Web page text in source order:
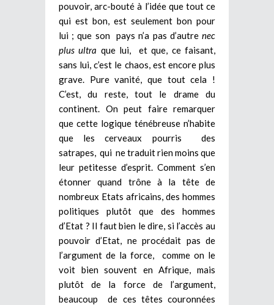
pouvoir, arc-bouté à l’idée que tout ce
qui est bon, est seulement bon pour
lui ; que son pays n’a pas d’autre nec
plus ultra que lui, et que, ce faisant,
sans lui, c’est le chaos, est encore plus
grave. Pure vanité, que tout cela !
C’est, du reste, tout le drame du
continent. On peut faire remarquer
que cette logique ténébreuse n’habite
que les cerveaux pourris des
satrapes, qui ne traduit rien moins que
leur petitesse d’esprit. Comment s’en
étonner quand trône à la tête de
nombreux Etats africains, des hommes
politiques plutôt que des hommes
d’Etat ? Il faut bien le dire, si l’accès au
pouvoir d’Etat, ne procédait pas de
l’argument de la force, comme on le
voit bien souvent en Afrique, mais
plutôt de la force de l’argument,
beaucoup de ces têtes couronnées